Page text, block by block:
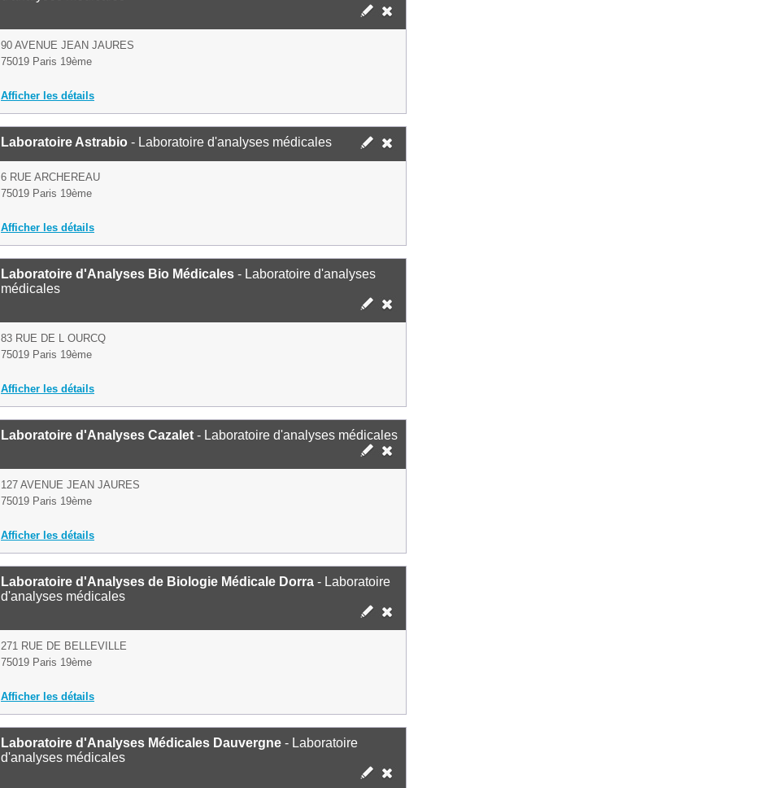
90 AVENUE JEAN JAURES
75019 Paris 19ème
Afficher les détails
Laboratoire Astrabio - Laboratoire d'analyses médicales
6 RUE ARCHEREAU
75019 Paris 19ème
Afficher les détails
Laboratoire d'Analyses Bio Médicales - Laboratoire d'analyses
médicales
83 RUE DE L OURCQ
75019 Paris 19ème
Afficher les détails
Laboratoire d'Analyses Cazalet - Laboratoire d'analyses médicales
127 AVENUE JEAN JAURES
75019 Paris 19ème
Afficher les détails
Laboratoire d'Analyses de Biologie Médicale Dorra - Laboratoire
d'analyses médicales
271 RUE DE BELLEVILLE
75019 Paris 19ème
Afficher les détails
Laboratoire d'Analyses Médicales Dauvergne - Laboratoire
d'analyses médicales